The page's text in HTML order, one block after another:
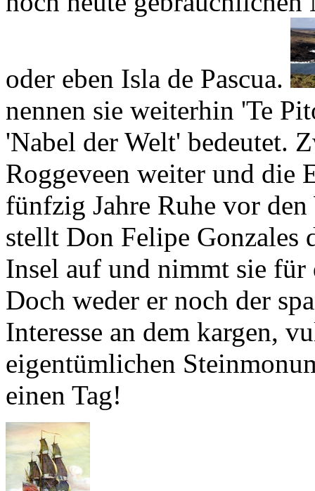
nennen sie weiterhin'Te
'Nabel der Welt' bedeutet.
Roggeveen weiter und die
fünfzig Jahre Ruhe vor
stelltDon Felipe Gonzales
Insel auf und nimmt sie
Doch weder er noch der
Interesse an dem kargen,
eigentümlichen
einen Tag!